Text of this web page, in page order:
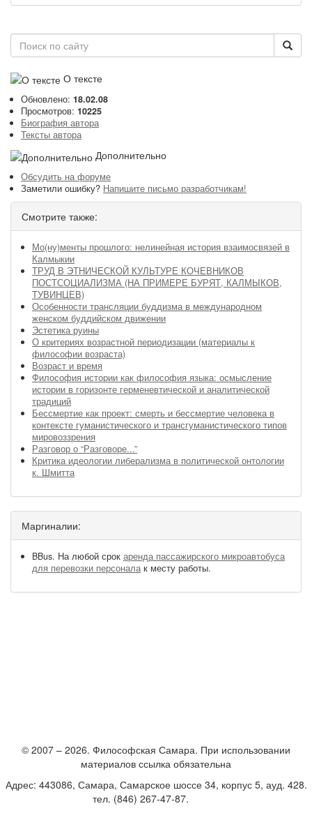
О тексте
Обновлено: 18.02.08
Просмотров: 10225
Биография автора
Тексты автора
Дополнительно
Обсудить на форуме
Заметили ошибку? Напишите письмо разработчикам!
Смотрите также:
Мо(ну)менты прошлого: нелинейная история взаимосвязей в
Калмыкии
ТРУД В ЭТНИЧЕСКОЙ КУЛЬТУРЕ КОЧЕВНИКОВ
ПОСТСОЦИАЛИЗМА (НА ПРИМЕРЕ БУРЯТ, КАЛМЫКОВ,
ТУВИНЦЕВ)
Особенности трансляции буддизма в международном
женском буддийском движении
Эстетика руины
О критериях возрастной периодизации (материалы к
философии возраста)
Возраст и время
Философия истории как философия языка: осмысление
истории в горизонте герменевтической и аналитической
традиций
Бессмертие как проект: смерть и бессмертие человека в
контексте гуманистического и трансгуманистического типов
мировоззрения
Разговор о “Разговоре...”
Критика идеологии либерализма в политической онтологии
к. Шмитта
Маргиналии:
BBus. На любой срок аренда пассажирского микроавтобуса
для перевозки персоналак месту работы.
© 2007 – 2026. Философская Самара. При использовании
материалов ссылка обязательна
Адрес: 443086, Самара, Самарское шоссе 34, корпус 5, ауд. 428.
тел. (846) 267-47-87.